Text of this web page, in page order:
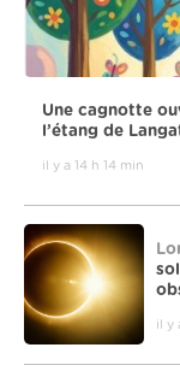
Une cagnotte
l’étang de
il y a 14 h 14 min
il y